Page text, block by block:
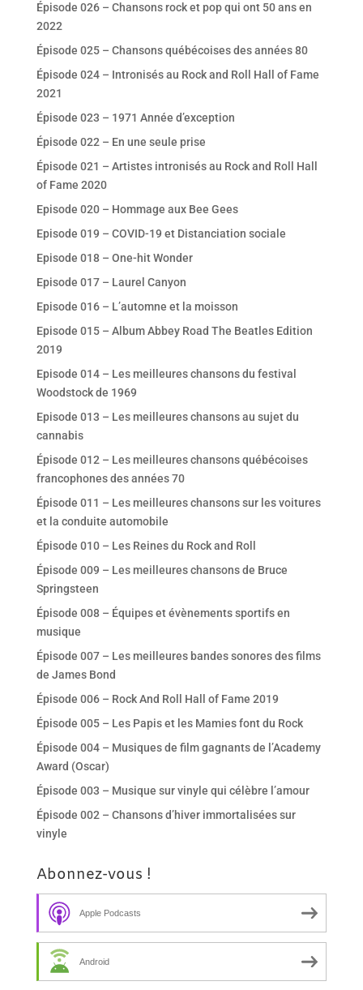
Épisode 026 – Chansons rock et pop qui ont 50 ans en
2022
Épisode 025 – Chansons québécoises des années 80
Épisode 024 – Intronisés au Rock and Roll Hall of Fame
2021
Épisode 023 – 1971 Année d’exception
Épisode 022 – En une seule prise
Épisode 021 – Artistes intronisés au Rock and Roll Hall
of Fame 2020
Episode 020 – Hommage aux Bee Gees
Episode 019 – COVID-19 et Distanciation sociale
Episode 018 – One-hit Wonder
Episode 017 – Laurel Canyon
Episode 016 – L’automne et la moisson
Episode 015 – Album Abbey Road The Beatles Edition
2019
Episode 014 – Les meilleures chansons du festival
Woodstock de 1969
Episode 013 – Les meilleures chansons au sujet du
cannabis
Épisode 012 – Les meilleures chansons québécoises
francophones des années 70
Épisode 011 – Les meilleures chansons sur les voitures
et la conduite automobile
Épisode 010 – Les Reines du Rock and Roll
Épisode 009 – Les meilleures chansons de Bruce
Springsteen
Épisode 008 – Équipes et évènements sportifs en
musique
Épisode 007 – Les meilleures bandes sonores des films
de James Bond
Épisode 006 – Rock And Roll Hall of Fame 2019
Épisode 005 – Les Papis et les Mamies font du Rock
Épisode 004 – Musiques de film gagnants de l’Academy
Award (Oscar)
Épisode 003 – Musique sur vinyle qui célèbre l’amour
Épisode 002 – Chansons d’hiver immortalisées sur
vinyle
Abonnez-vous !
Apple Podcasts
Android